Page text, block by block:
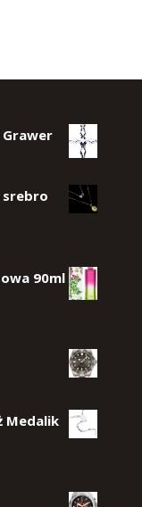
srebro
90ml
Medalik